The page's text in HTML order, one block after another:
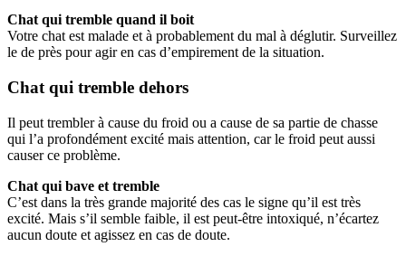
Chat qui tremble quand il boit
Votre chat est malade et à probablement du mal à déglutir. Surveillez
le de près pour agir en cas d’empirement de la situation.
Chat qui tremble dehors
Il peut trembler à cause du froid ou a cause de sa partie de chasse
qui l’a profondément excité mais attention, car le froid peut aussi
causer ce problème.
Chat qui bave et tremble
C’est dans la très grande majorité des cas le signe qu’il est très
excité. Mais s’il semble faible, il est peut-être intoxiqué, n’écartez
aucun doute et agissez en cas de doute.